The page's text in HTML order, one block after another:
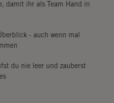
damit ihr als Team Hand in
- auch wenn mal
du nie leer und zauberst